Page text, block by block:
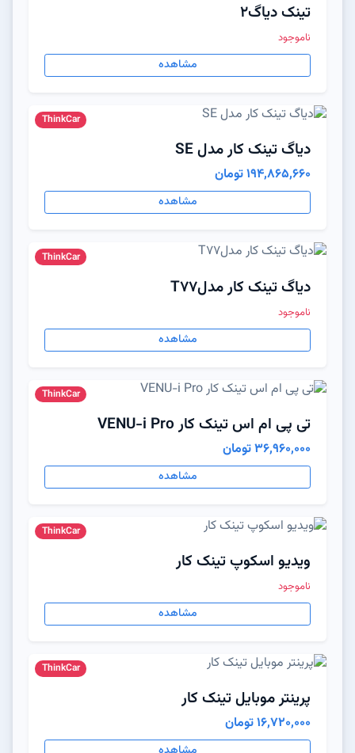
تینک دیاگ2
ناموجود
مشاهده
ThinkCar
دیاگ تینک کار مدل SE
194,865,660 تومان
مشاهده
ThinkCar
دیاگ تینک کار مدلT77
ناموجود
مشاهده
ThinkCar
تی پی ام اس تینک کار VENU-i Pro
36,960,000 تومان
مشاهده
ThinkCar
ویدیو اسکوپ تینک کار
ناموجود
مشاهده
ThinkCar
پرینتر موبایل تینک کار
16,720,000 تومان